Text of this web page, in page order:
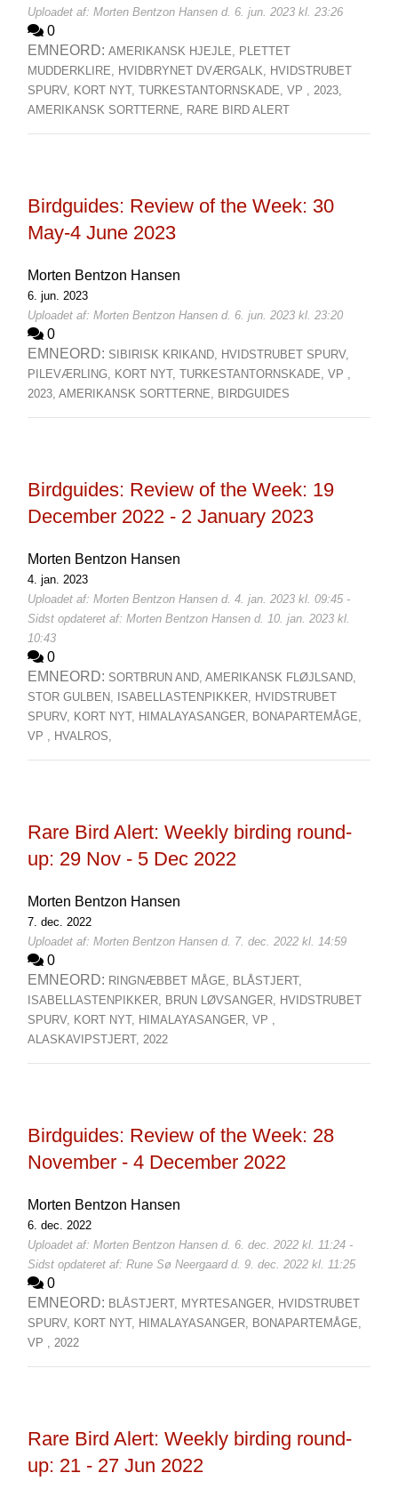
Uploadet af: Morten Bentzon Hansen d. 6. jun. 2023 kl. 23:26
0
EMNEORD: AMERIKANSK HJEJLE, PLETTET
MUDDERKLIRE, HVIDBRYNET DVÆRGALK, HVIDSTRUBET
SPURV, KORT NYT, TURKESTANTORNSKADE, VP , 2023,
AMERIKANSK SORTTERNE, RARE BIRD ALERT
Birdguides: Review of the Week: 30
May-4 June 2023
Morten Bentzon Hansen
6. jun. 2023
Uploadet af: Morten Bentzon Hansen d. 6. jun. 2023 kl. 23:20
0
EMNEORD: SIBIRISK KRIKAND, HVIDSTRUBET SPURV,
PILEVÆRLING, KORT NYT, TURKESTANTORNSKADE, VP ,
2023, AMERIKANSK SORTTERNE, BIRDGUIDES
Birdguides: Review of the Week: 19
December 2022 - 2 January 2023
Morten Bentzon Hansen
4. jan. 2023
Uploadet af: Morten Bentzon Hansen d. 4. jan. 2023 kl. 09:45 -
Sidst opdateret af: Morten Bentzon Hansen d. 10. jan. 2023 kl.
10:43
0
EMNEORD: SORTBRUN AND, AMERIKANSK FLØJLSAND,
STOR GULBEN,
ISABELLASTENPIKKER, HVIDSTRUBET
SPURV, KORT NYT, HIMALAYASANGER, BONAPARTEMÅGE,
VP , HVALROS,
Rare Bird Alert: Weekly birding round-
up: 29 Nov - 5 Dec 2022
Morten Bentzon Hansen
7. dec. 2022
Uploadet af: Morten Bentzon Hansen d. 7. dec. 2022 kl. 14:59
0
EMNEORD: RINGNÆBBET MÅGE, BLÅSTJERT,
ISABELLASTENPIKKER, BRUN LØVSANGER, HVIDSTRUBET
SPURV, KORT NYT, HIMALAYASANGER, VP ,
ALASKAVIPSTJERT, 2022
Birdguides: Review of the Week: 28
November - 4 December 2022
Morten Bentzon Hansen
6. dec. 2022
Uploadet af: Morten Bentzon Hansen d. 6. dec. 2022 kl. 11:24 -
Sidst opdateret af: Rune Sø Neergaard d. 9. dec. 2022 kl. 11:25
0
EMNEORD: BLÅSTJERT, MYRTESANGER, HVIDSTRUBET
SPURV, KORT NYT, HIMALAYASANGER, BONAPARTEMÅGE,
VP , 2022
Rare Bird Alert: Weekly birding round-
up: 21 - 27 Jun 2022